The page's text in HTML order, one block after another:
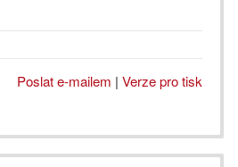
Poslat e-mailem | Verze pro tisk